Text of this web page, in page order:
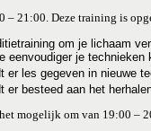
– 21:00. Deze training is
om je lichaam
eenvoudiger je technieken
er les gegeven in nieuwe
er besteed aan het
mogelijk om van 19:00 –